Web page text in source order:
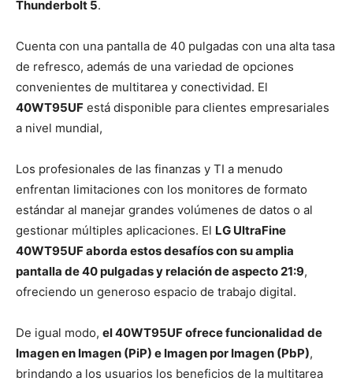
Thunderbolt 5.
Cuenta con una pantalla de 40 pulgadas con una alta tasa
de refresco, además de una variedad de opciones
convenientes de multitarea y conectividad. El
40WT95UF está disponible para clientes empresariales
a nivel mundial,
Los profesionales de las finanzas y TI a menudo
enfrentan limitaciones con los monitores de formato
estándar al manejar grandes volúmenes de datos o al
gestionar múltiples aplicaciones. El LG UltraFine
40WT95UF aborda estos desafíos con su amplia
pantalla de 40 pulgadas y relación de aspecto 21:9,
ofreciendo un generoso espacio de trabajo digital.
De igual modo, el 40WT95UF ofrece funcionalidad de
Imagen en Imagen (PiP) e Imagen por Imagen (PbP),
brindando a los usuarios los beneficios de la multitarea